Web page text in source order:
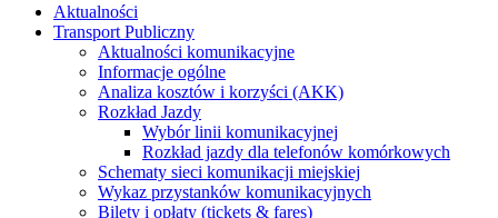
Aktualności
Transport Publiczny
Aktualności komunikacyjne
Informacje ogólne
Analiza kosztów i korzyści (AKK)
Rozkład Jazdy
Wybór linii komunikacyjnej
Rozkład jazdy dla telefonów komórkowych
Schematy sieci komunikacji miejskiej
Wykaz przystanków komunikacyjnych
Bilety i opłaty (tickets & fares)